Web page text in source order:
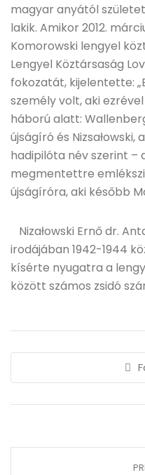
magyar anyától
lakik. Amikor 2012.
Komorowski lengyel
Lengyel Köztársaság
fokozatát, kijelentette:
személy volt, aki
háború alatt:
újságíró és Nizsałowski,
hadipilóta név szerint –
megmentettre
újságíróra, aki később
Nizałowski Ernő dr.
irodájában 1942-1944
kísérte nyugatra a
között számos zsidó